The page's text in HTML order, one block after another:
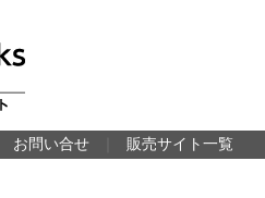
お問い合せ 販売サイト一覧